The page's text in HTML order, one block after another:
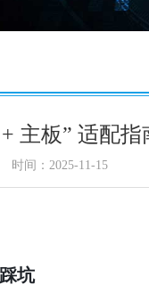
主板” 适配
时间：2025-11-15
坑